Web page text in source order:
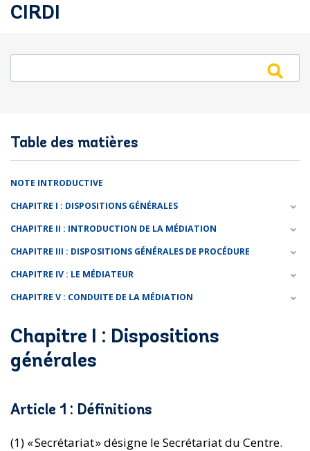
CIRDI
Chapitre I : Dispositions
générales
Article 1 : Définitions
(1) « Secrétariat » désigne le Secrétariat du Centre.
Table des matières
NOTE INTRODUCTIVE
CHAPITRE I : DISPOSITIONS GÉNÉRALES
CHAPITRE II : INTRODUCTION DE LA MÉDIATION
CHAPITRE III : DISPOSITIONS GÉNÉRALES DE PROCÉDURE
CHAPITRE IV : LE MÉDIATEUR
CHAPITRE V : CONDUITE DE LA MÉDIATION